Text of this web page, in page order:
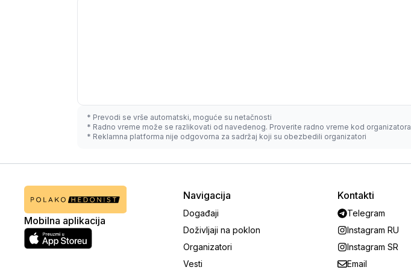
* Prevodi se vrše automatski, moguće su netačnosti
* Radno vreme može se razlikovati od navedenog. Proverite radno vreme kod organizatora
* Reklamna platforma nije odgovorna za sadržaj koji su obezbedili organizatori
Mobilna aplikacija
Navigacija
Događaji
Doživljaji na poklon
Organizatori
Vesti
Kontakti
Telegram
Instagram RU
Instagram SR
Email